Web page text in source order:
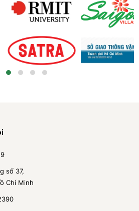
số 37,
Chí Minh